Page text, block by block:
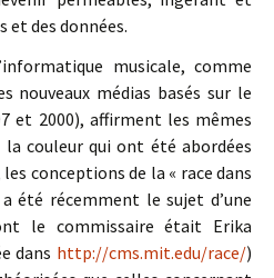
et des données.
musicale, comme
nouveaux médias basés sur le
et 2000), affirment les mêmes
la couleur qui ont été abordées
conceptions de la « race dans
a été récemment le sujet d’une
le commissaire était Erika
dans http://cms.mit.edu/race/)